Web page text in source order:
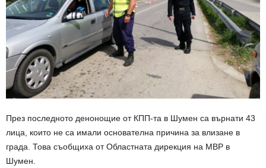
През последното денонощие от КПП-та в Шумен са върнати 43
лица, които не са имали основателна причина за влизане в
града. Това съобщиха от Областната дирекция на МВР в
Шумен.